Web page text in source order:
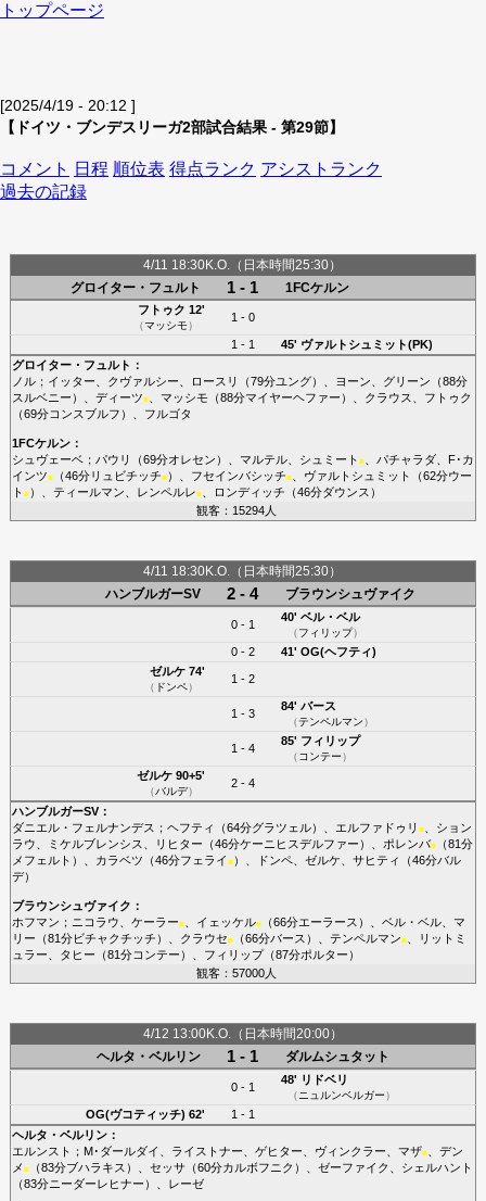
トップページ
[2025/4/19 - 20:12 ]
【ドイツ・ブンデスリーガ2部試合結果 - 第29節】
コメント 日程 順位表 得点ランク アシストランク
過去の記録
4/11 18:30K.O.（日本時間25:30）
グロイター・フュルト
1 - 1 1FCケルン
フトゥク 12'
（マッシモ）
1 - 0
1 - 1 45' ヴァルトシュミット(PK)
グロイター・フュルト ：
ノル； イッター クヴァルシー ロースリ （79分ユング）、 ヨーン グリーン （88分
スルベニー ）、 ディーツ■、 マッシモ（88分マイヤーヘファー ）、 クラウス
フトゥク
（69分コンスブルフ ）、 フルゴタ
1FCケルン：
シュヴェーベ； パウリ （69分オレセン ）、 マルテル、 シュミート ■、 パチャラダ、 F･カ
インツ■（46分リュビチッチ■）、 フセインバシッチ■、 ヴァルトシュミット （62分ウー
ト ■）、 ティールマン レンペルレ■、 ロンディッチ （46分ダウンス ）
観客：15294人
4/11 18:30K.O.（日本時間25:30）
ハンブルガーSV
2 - 4 ブラウンシュヴァイク
0 - 1
40' ベル・ベル
（フィリップ）
0 - 2 41' OG(ヘフティ)
ゼルケ74'
（ ドンペ）
1 - 2
1 - 3
84' バース
（テンペルマン）
1 - 4
85' フィリップ
（コンテー）
ゼルケ90+5'
（バルデ）
2 - 4
ハンブルガーSV：
ダニエル・フェルナンデス ； ヘフティ （64分グラツェル）、 エルファドゥリ ■、 ション
ラウ
ミケルブレンシス リヒター （46分ケーニヒスデルファー ）、 ポレンバ■（81分
メフェルト ）、 カラベツ （46分フェライ ■）、 ドンペ、 ゼルケ サヒティ （46分バル
デ）
ブラウンシュヴァイク ：
ホフマン ； ニコラウ ケーラー■、 イェッケル■（66分エーラース ）、 ベル・ベル、 マ
リー （81分ビチャクチッチ ）、 クラウセ■（66分バース ）、 テンペルマン■、
リットミ
ュラー
タヒー （81分コンテー ）、 フィリップ（87分ポルター ）
観客：57000人
4/12 13:00K.O.（日本時間20:00）
ヘルタ・ベルリン
1 - 1 ダルムシュタット
0 - 1
48' リドベリ
（ ニュルンベルガー）
OG(ヴコティッチ) 62'
1 - 1
ヘルタ・ベルリン：
エルンスト ； M･ダールダイ ライストナー ゲヒター ヴィンクラー マザ■、 デン
メ ■（83分ブハラキス ）、 セッサ（60分カルボフニク ）、 ゼーファイク
シェルハント
（83分ニーダーレヒナー ）、 レーゼ